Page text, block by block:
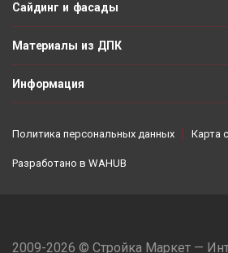
Сайдинг и фасады
Материалы из ДПК
Информация
Политика персональных данных Карта
Разработано в WAHUB
2009-2026 © Стройка Маркет —